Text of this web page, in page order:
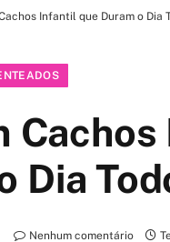
Infantil que Duram o Dia
Dia
Nenhum comentário